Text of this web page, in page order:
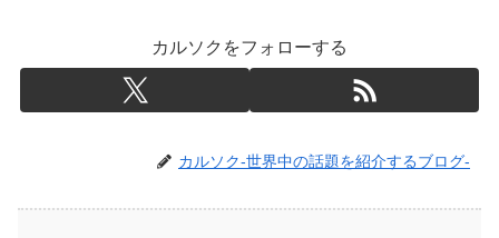
カルソクをフォローする
カルソク-世界中の話題を紹介するブログ-